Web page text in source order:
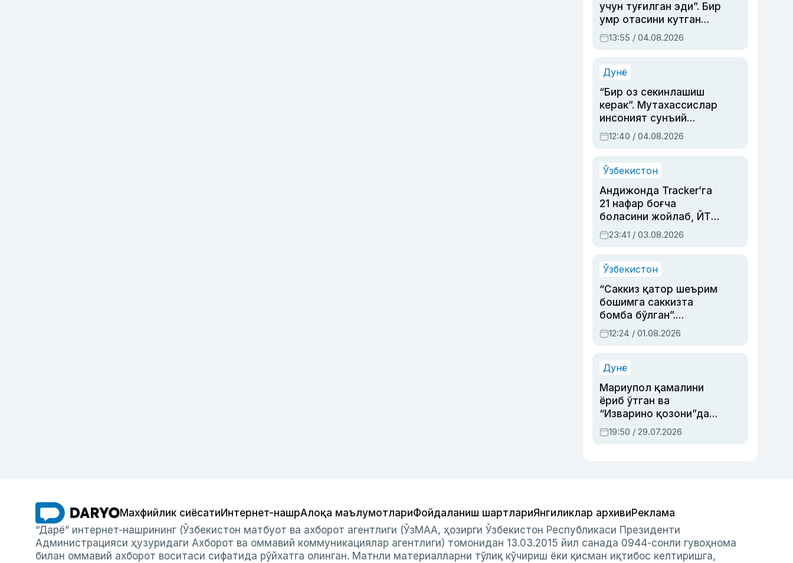
учун туғилган эди”. Бир
умр отасини кутган
актриса ва дубльяж
устаси Римма
синовларга тўла ҳаёти
13:55 / 04.08.2026
Дунё
“Бир оз секинлашиш
керак”. Мутахассислар
инсоният сунъий
интеллектни бошқара
олмай қолишидан
12:40 / 04.08.2026
Ўзбекистон
Андижонда Tracker’га
21 нафар боғча
боласини жойлаб, ЙТҲ
содир этган аёлга суд
ҳукми ўқилди
23:41 / 03.08.2026
Ўзбекистон
“Саккиз қатор шеърим
бошимга саккизта
бомба бўлган”.
Абдулла Ориповни
сиёсий айбловлардан
12:24 / 01.08.2026
Дунё
Мариупол қамалини
ёриб ўтган ва
“Изварино қозони”дан
чиққан қаҳрамон —
Украина армияси бош
19:50 / 29.07.2026
Махфийлик сиёсатиИнтернет-нашрАлоқа маълумотлариФойдаланиш шартлариЯнгиликлар архивиРеклама
“Дарё” интернет-нашрининг (Ўзбекистон матбуот ва ахборот агентлиги (ЎзМАА, ҳозирги Ўзбекистон Республикаси Президенти
Администрацияси ҳузуридаги Ахборот ва оммавий коммуникациялар агентлиги) томонидан 13.03.2015 йил санада 0944-сонли гувоҳнома
билан оммавий ахборот воситаси сифатида рўйхатга олинган. Матнли материалларни тўлиқ кўчириш ёки қисман иқтибос келтиришга,